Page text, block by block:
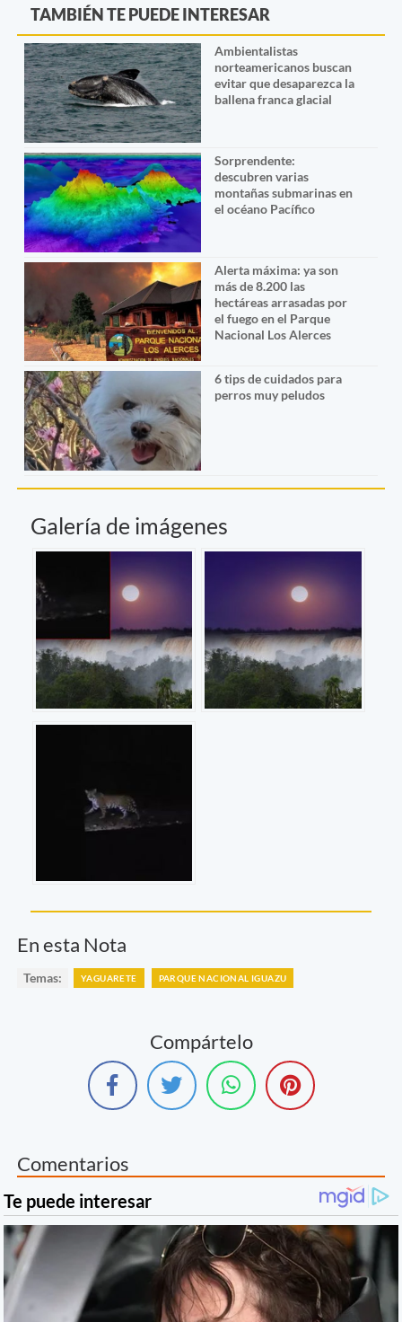
TAMBIÉN TE PUEDE INTERESAR
Ambientalistas
norteamericanos buscan
evitar que desaparezca la
ballena franca glacial
Sorprendente:
descubren varias
montañas submarinas en
el océano Pacífico
Alerta máxima: ya son
más de 8.200 las
hectáreas arrasadas por
el fuego en el Parque
Nacional Los Alerces
6 tips de cuidados para
perros muy peludos
Galería de imágenes
En esta Nota
Temas: YAGUARETE PARQUE NACIONAL IGUAZU
Compártelo
Comentarios